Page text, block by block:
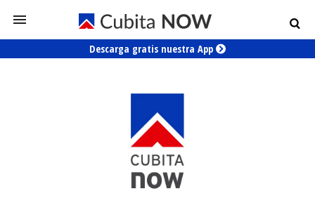
Descarga gratis nuestra App